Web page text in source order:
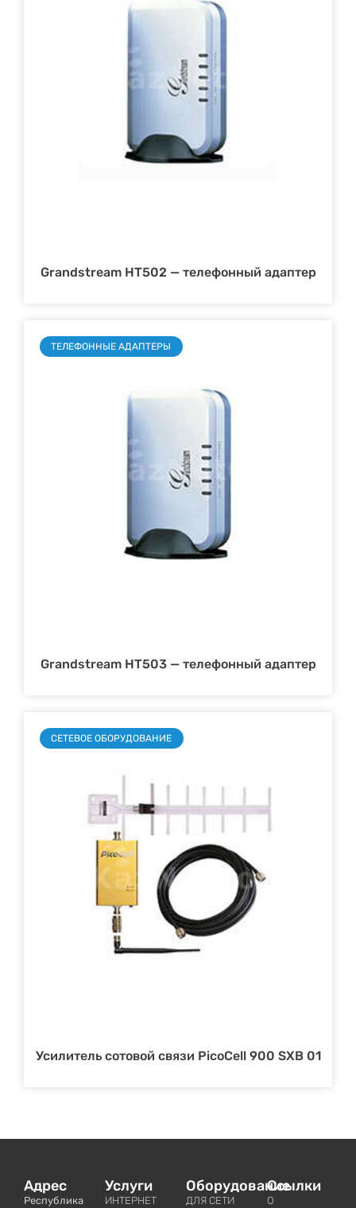
Grandstream HT502 — телефонный адаптер
ТЕЛЕФОННЫЕ АДАПТЕРЫ
Grandstream HT503 — телефонный адаптер
СЕТЕВОЕ ОБОРУДОВАНИЕ
Усилитель сотовой связи PicoCell 900 SXB 01
Адрес
Республика
Услуги
ИНТЕРНЕТ
Оборудование
ДЛЯ СЕТИ
Ссылки
О